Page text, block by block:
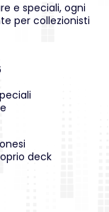
e speciali, ogni
per collezionisti
deck